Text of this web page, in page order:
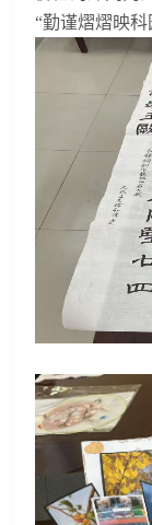
“勤谨熠熠映科